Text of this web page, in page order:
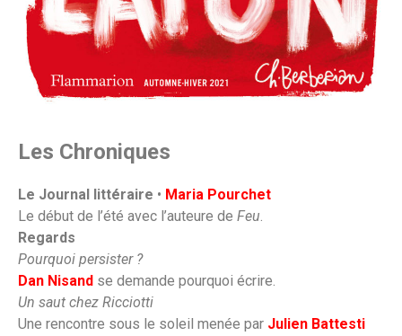
Les Chroniques
Le Journal littéraire • Maria Pourchet
Le début de l’été avec l’auteure de Feu.
Regards
Pourquoi persister ?
Dan Nisand se demande pourquoi écrire.
Un saut chez Ricciotti
Une rencontre sous le soleil menée par Julien Battesti